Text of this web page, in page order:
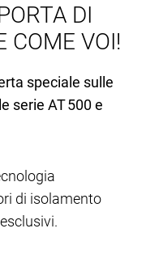
DI
COME VOI!
speciale sulle
serie AT 500 e
di isolamento